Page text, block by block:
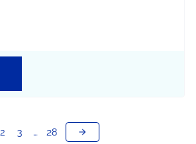
mukaan: Koko Tuusula
2 3 … 28